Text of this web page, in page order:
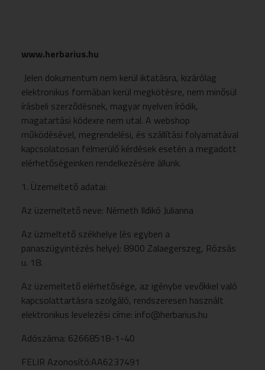
www.herbarius.hu
Jelen dokumentum nem kerül iktatásra, kizárólag
elektronikus formában kerül megkötésre, nem minősül
írásbeli szerződésnek, magyar nyelven íródik,
magatartási kódexre nem utal. A webshop
működésével, megrendelési, és szállítási folyamatával
kapcsolatosan felmerülő kérdések esetén a megadott
elérhetőségeinken rendelkezésére állunk.
1. Üzemeltető adatai:
Az üzemeltető neve: Németh Ildikó Julianna
Az üzmeltető székhelye (és egyben a
panaszügyintézés helye): 8900 Zalaegerszeg, Rózsás
u. 18.
Az üzemeltető elérhetősége, az igénybe vevőkkel való
kapcsolattartásra szolgáló, rendszeresen használt
elektronikus levelezési címe: info@herbarius.hu
Adószáma: 62668518-1-40
FELIR Azonosító:AA6237491